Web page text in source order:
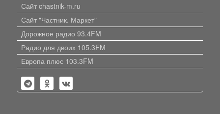
Сайт chastnik-m.ru
Сайт "Частник. Маркет"
Дорожное радио 93.4FM
Радио для двоих 105.3FM
Европа плюс 103.3FM